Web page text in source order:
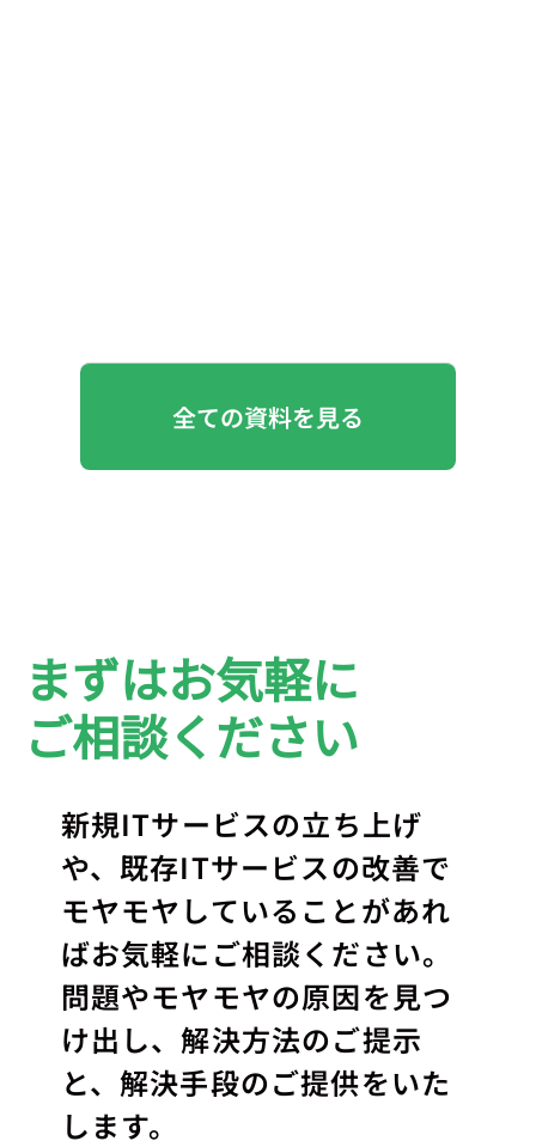
全ての資料を見る
まずはお気軽に
ご相談ください
新規ITサービスの立ち上げ
や、既存ITサービスの改善で
モヤモヤしていることがあれ
ばお気軽にご相談ください。
問題やモヤモヤの原因を見つ
け出し、解決方法のご提示
と、解決手段のご提供をいた
します。